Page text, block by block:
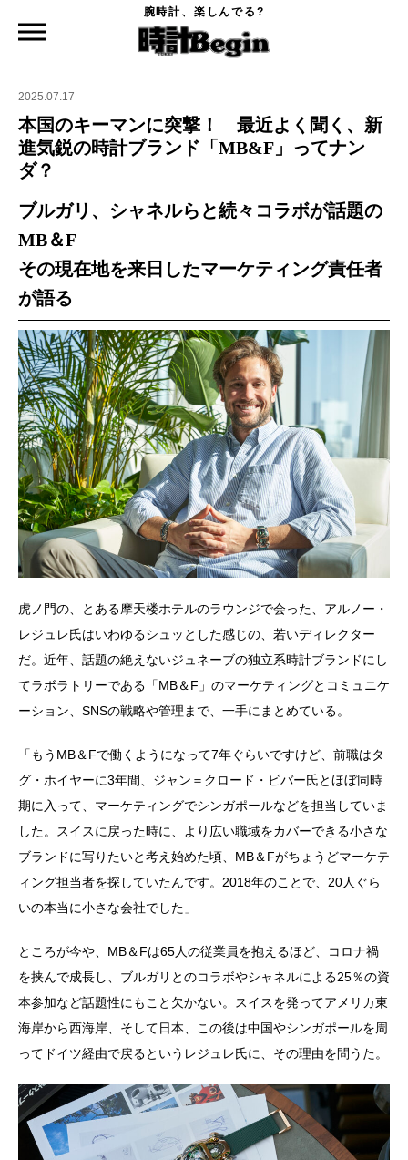
腕時計、楽しんでる?
本国のキーマンに突撃！ 最近よく聞く、新進気鋭の時計ブランド「MB&F」ってナン
2025.07.17
本国のキーマンに突撃！ 最近よく聞く、新
進気鋭の時計ブランド「MB&F」ってナン
ダ？
ブルガリ、シャネルらと続々コラボが話題の
MB＆F
その現在地を来日したマーケティング責任者
が語る
虎ノ門の、とある摩天楼ホテルのラウンジで会った、アルノー・
レジュレ氏はいわゆるシュッとした感じの、若いディレクター
だ。近年、話題の絶えないジュネーブの独立系時計ブランドにし
てラボラトリーである「MB＆F」のマーケティングとコミュニケ
ーション、SNSの戦略や管理まで、一手にまとめている。
「もうMB＆Fで働くようになって7年ぐらいですけど、前職はタ
グ・ホイヤーに3年間、ジャン＝クロード・ビバー氏とほぼ同時
期に入って、マーケティングでシンガポールなどを担当していま
した。スイスに戻った時に、より広い職域をカバーできる小さな
ブランドに写りたいと考え始めた頃、MB＆Fがちょうどマーケテ
ィング担当者を探していたんです。2018年のことで、20人ぐら
いの本当に小さな会社でした」
ところが今や、MB＆Fは65人の従業員を抱えるほど、コロナ禍
を挟んで成長し、ブルガリとのコラボやシャネルによる25％の資
本参加など話題性にもこと欠かない。スイスを発ってアメリカ東
海岸から西海岸、そして日本、この後は中国やシンガポールを周
ってドイツ経由で戻るというレジュレ氏に、その理由を問うた。